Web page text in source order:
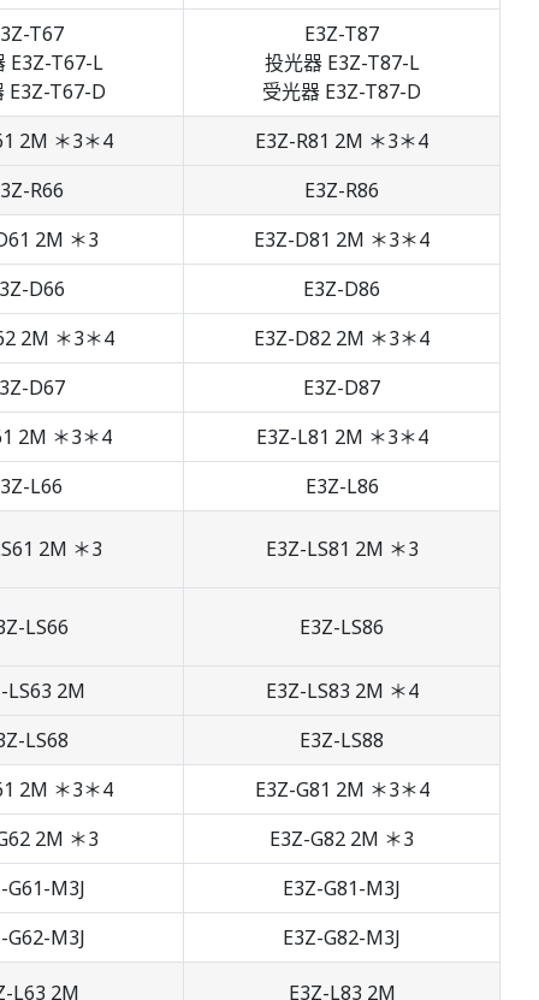
T67
E3Z-T67-L
E3Z-T67-D
E3Z-T87
投光器 E3Z-T87-L
受光器 E3Z-T87-D
2M ＊3＊4
E3Z-R81 2M ＊3＊4
R66 E3Z-R86
2M ＊3
E3Z-D81 2M ＊3＊4
D66
E3Z-D86
2M ＊3＊4
E3Z-D82 2M ＊3＊4
D67
E3Z-D87
2M ＊3＊4
E3Z-L81 2M ＊3＊4
L66 E3Z-L86
2M ＊3 E3Z-LS81 2M ＊3
LS66 E3Z-LS86
LS63 2M
E3Z-LS83 2M ＊4
LS68 E3Z-LS88
2M ＊3＊4
E3Z-G81 2M ＊3＊4
2M ＊3
E3Z-G82 2M ＊3
G61-M3J
E3Z-G81-M3J
G62-M3J
E3Z-G82-M3J
L63 2M E3Z-L83 2M